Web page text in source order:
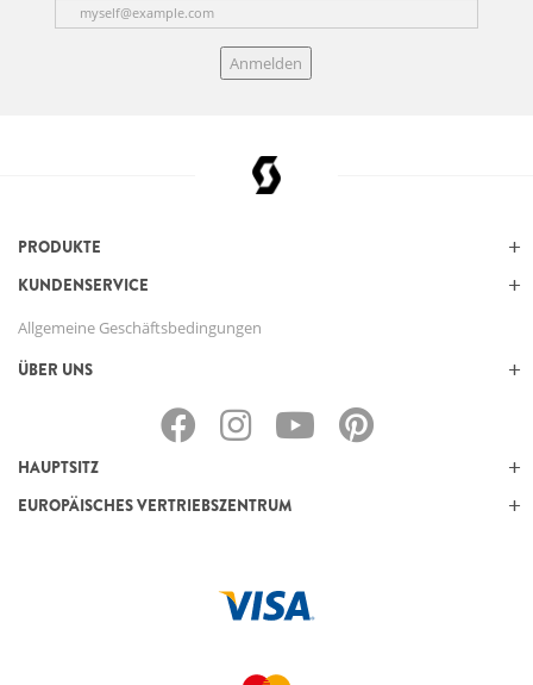
Anmelden
PRODUKTE
KUNDENSERVICE
Allgemeine Geschäftsbedingungen
ÜBER UNS
HAUPTSITZ
EUROPÄISCHES VERTRIEBSZENTRUM